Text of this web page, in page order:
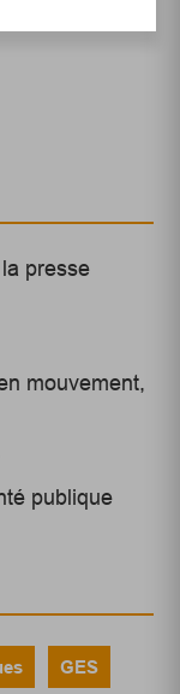
presse
mouvement,
publique
GES